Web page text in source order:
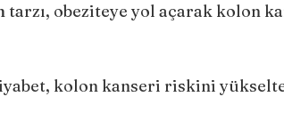
tarzı, obeziteye yol açarak kolon
kolon kanseri riskini